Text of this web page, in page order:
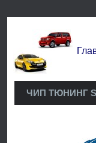
ЧИП ТЮНИНГ